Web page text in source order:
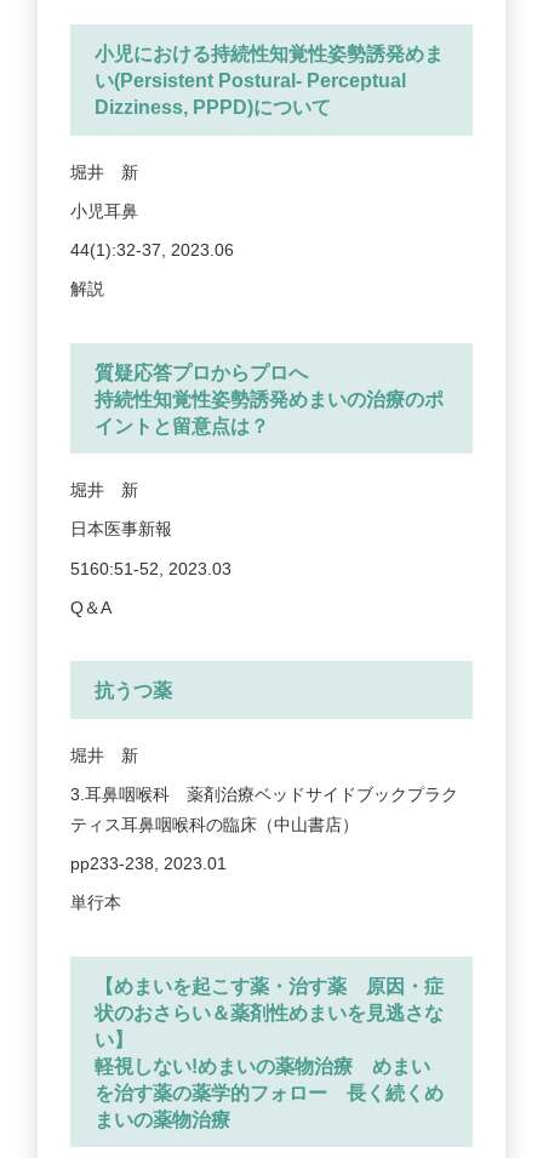
小児における持続性知覚性姿勢誘発めま
い(Persistent Postural- Perceptual
Dizziness, PPPD)について
堀井 新
小児耳鼻
44(1):32-37, 2023.06
解説
質疑応答プロからプロへ
持続性知覚性姿勢誘発めまいの治療のポ
イントと留意点は？
堀井 新
日本医事新報
5160:51-52, 2023.03
Q＆A
抗うつ薬
堀井 新
3.耳鼻咽喉科 薬剤治療ベッドサイドブックプラク
ティス耳鼻咽喉科の臨床（中山書店）
pp233-238, 2023.01
単行本
【めまいを起こす薬・治す薬 原因・症
状のおさらい＆薬剤性めまいを見逃さな
い】
軽視しない!めまいの薬物治療 めまい
を治す薬の薬学的フォロー 長く続くめ
まいの薬物治療